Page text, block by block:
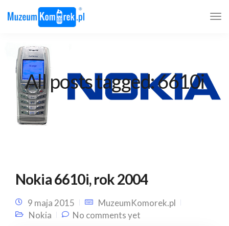
All posts tagged: 6610i
Nokia 6610i, rok 2004
9 maja 2015
MuzeumKomorek.pl
Nokia
No comments yet